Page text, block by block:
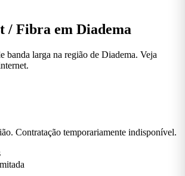
/ Fibra em Diadema
banda larga na região de Diadema. Veja
Contratação temporariamente indisponível.